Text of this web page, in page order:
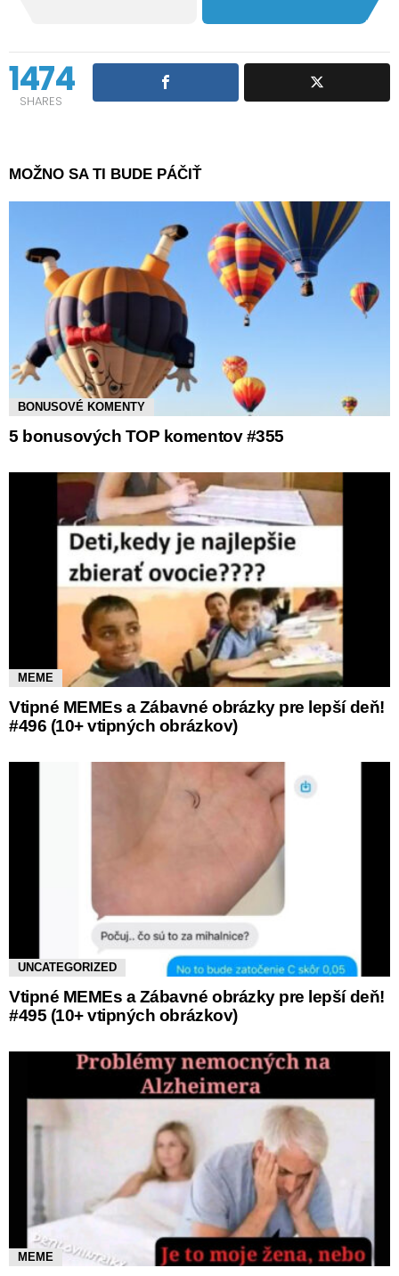
1474
SHARES
MOŽNO SA TI BUDE PÁČIŤ
BONUSOVÉ KOMENTY
5 bonusových TOP komentov #355
MEME
Vtipné MEMEs a Zábavné obrázky pre lepší deň!
#496 (10+ vtipných obrázkov)
UNCATEGORIZED
Vtipné MEMEs a Zábavné obrázky pre lepší deň!
#495 (10+ vtipných obrázkov)
MEME